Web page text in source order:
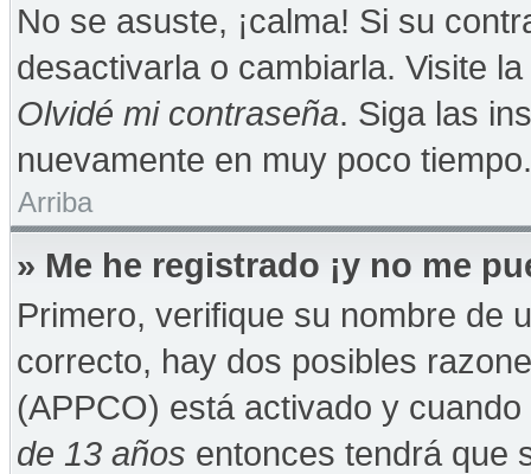
No se asuste, ¡calma! Si su
desactivarla o cambiarla. Visite
Olvidé mi contraseña. Siga las
nuevamente en muy poco tiempo.
Arriba
» Me he registrado ¡y no me
Primero, verifique su nombre de
correcto, hay dos posibles
(APPCO) está activado y
de 13 años entonces tendrá que